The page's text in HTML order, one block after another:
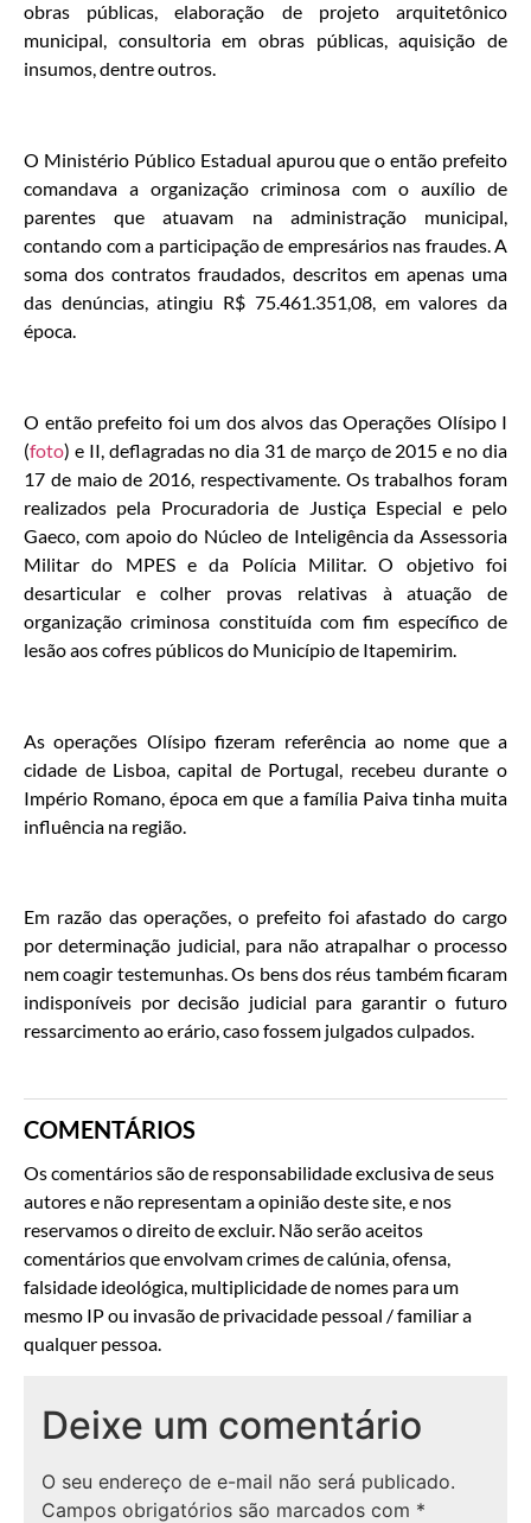
obras públicas, elaboração de projeto arquitetônico
municipal, consultoria em obras públicas, aquisição de
insumos, dentre outros.
O Ministério Público Estadual apurou que o então prefeito
comandava a organização criminosa com o auxílio de
parentes que atuavam na administração municipal,
contando com a participação de empresários nas fraudes. A
soma dos contratos fraudados, descritos em apenas uma
das denúncias, atingiu R$ 75.461.351,08, em valores da
época.
O então prefeito foi um dos alvos das Operações Olísipo I
(foto) e II, deflagradas no dia 31 de março de 2015 e no dia
17 de maio de 2016, respectivamente. Os trabalhos foram
realizados pela Procuradoria de Justiça Especial e pelo
Gaeco, com apoio do Núcleo de Inteligência da Assessoria
Militar do MPES e da Polícia Militar. O objetivo foi
desarticular e colher provas relativas à atuação de
organização criminosa constituída com fim específico de
lesão aos cofres públicos do Município de Itapemirim.
As operações Olísipo fizeram referência ao nome que a
cidade de Lisboa, capital de Portugal, recebeu durante o
Império Romano, época em que a família Paiva tinha muita
influência na região.
Em razão das operações, o prefeito foi afastado do cargo
por determinação judicial, para não atrapalhar o processo
nem coagir testemunhas. Os bens dos réus também ficaram
indisponíveis por decisão judicial para garantir o futuro
ressarcimento ao erário, caso fossem julgados culpados.
COMENTÁRIOS
Os comentários são de responsabilidade exclusiva de seus
autores e não representam a opinião deste site, e nos
reservamos o direito de excluir. Não serão aceitos
comentários que envolvam crimes de calúnia, ofensa,
falsidade ideológica, multiplicidade de nomes para um
mesmo IP ou invasão de privacidade pessoal / familiar a
qualquer pessoa.
Deixe um comentário
O seu endereço de e-mail não será publicado.
Campos obrigatórios são marcados com *